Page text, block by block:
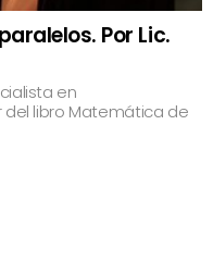
Por Lic.
en
del libro Matemática de